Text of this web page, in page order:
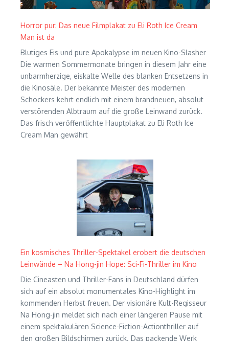
Horror pur: Das neue Filmplakat zu Eli Roth Ice Cream
Man ist da
Blutiges Eis und pure Apokalypse im neuen Kino-Slasher
Die warmen Sommermonate bringen in diesem Jahr eine
unbarmherzige, eiskalte Welle des blanken Entsetzens in
die Kinosäle. Der bekannte Meister des modernen
Schockers kehrt endlich mit einem brandneuen, absolut
verstörenden Albtraum auf die große Leinwand zurück.
Das frisch veröffentlichte Hauptplakat zu Eli Roth Ice
Cream Man gewährt
Ein kosmisches Thriller-Spektakel erobert die deutschen
Leinwände – Na Hong-jin Hope: Sci-Fi-Thriller im Kino
Die Cineasten und Thriller-Fans in Deutschland dürfen
sich auf ein absolut monumentales Kino-Highlight im
kommenden Herbst freuen. Der visionäre Kult-Regisseur
Na Hong-jin meldet sich nach einer längeren Pause mit
einem spektakulären Science-Fiction-Actionthriller auf
den großen Bildschirmen zurück. Das packende Werk